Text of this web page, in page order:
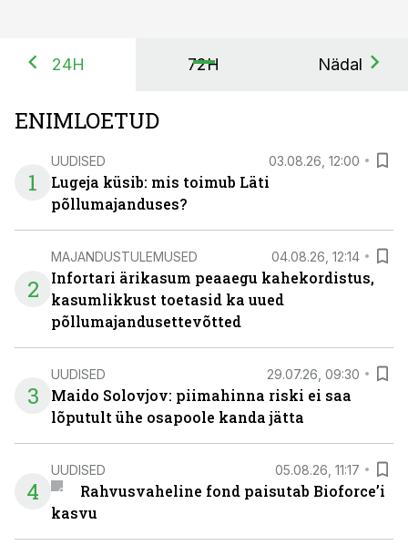
24H 72H Nädal
ENIMLOETUD
1
UUDISED 03.08.26, 12:00
Lugeja küsib: mis toimub Läti
põllumajanduses?
2
MAJANDUSTULEMUSED 04.08.26, 12:14
Infortari ärikasum peaaegu kahekordistus,
kasumlikkust toetasid ka uued
põllumajandusettevõtted
3
UUDISED 29.07.26, 09:30
Maido Solovjov: piimahinna riski ei saa
lõputult ühe osapoole kanda jätta
4
UUDISED 05.08.26, 11:17
Rahvusvaheline fond paisutab Bioforce’i
kasvu